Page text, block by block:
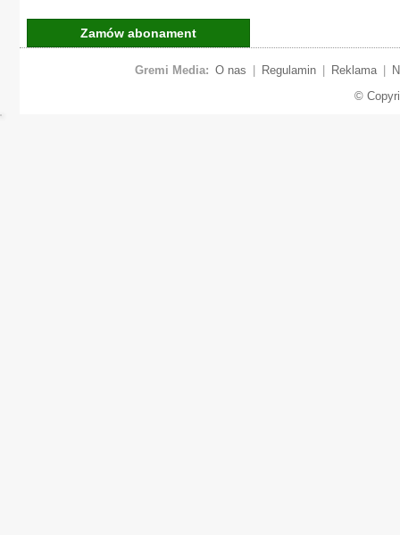
Zamów abonament
Gremi Media: O nas Regulamin Reklama
©